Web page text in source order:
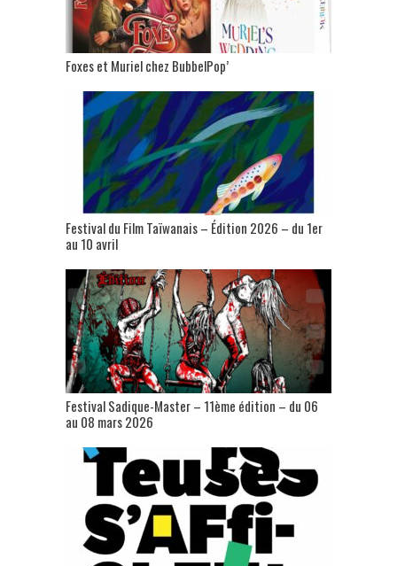
Foxes et Muriel chez BubbelPop’
Festival du Film Taïwanais – Édition 2026 – du 1er
au 10 avril
Festival Sadique-Master – 11ème édition – du 06
au 08 mars 2026